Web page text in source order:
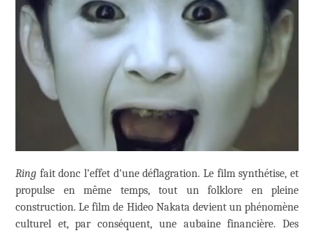
Ring fait donc l’effet d’une déflagration. Le film synthétise, et
propulse en même temps, tout un folklore en pleine
construction. Le film de Hideo Nakata devient un phénomène
culturel et, par conséquent, une aubaine financière. Des